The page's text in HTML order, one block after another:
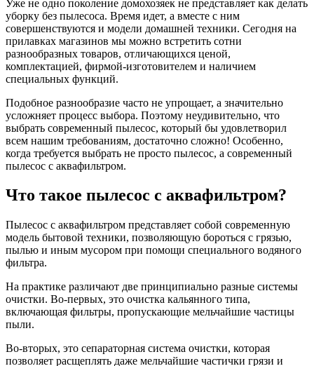
Уже не одно поколение домохозяек не представляет как делать
уборку без пылесоса. Время идет, а вместе с ним
совершенствуются и модели домашней техники. Сегодня на
прилавках магазинов мы можно встретить сотни
разнообразных товаров, отличающихся ценой,
комплектацией, фирмой-изготовителем и наличием
специальных функций.
Подобное разнообразие часто не упрощает, а значительно
усложняет процесс выбора. Поэтому неудивительно, что
выбрать современный пылесос, который бы удовлетворил
всем нашим требованиям, достаточно сложно! Особенно,
когда требуется выбрать не просто пылесос, а современный
пылесос с аквафильтром.
Что такое пылесос с аквафильтром?
Пылесос с аквафильтром представляет собой современную
модель бытовой техники, позволяющую бороться с грязью,
пылью и иным мусором при помощи специального водяного
фильтра.
На практике различают две принципиально разные системы
очистки. Во-первых, это очистка кальянного типа,
включающая фильтры, пропускающие мельчайшие частицы
пыли.
Во-вторых, это сепараторная система очистки, которая
позволяет расщеплять даже мельчайшие частички грязи и